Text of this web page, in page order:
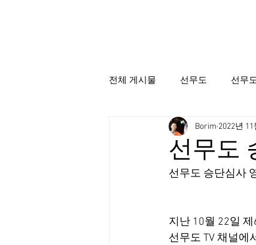
전체 게시물 선무도 선무
선무도총본산골굴사 시명
선무도
Borim 2022년 11
선무도 승단심사
지난 10월 22일
선무도 TV 채널에